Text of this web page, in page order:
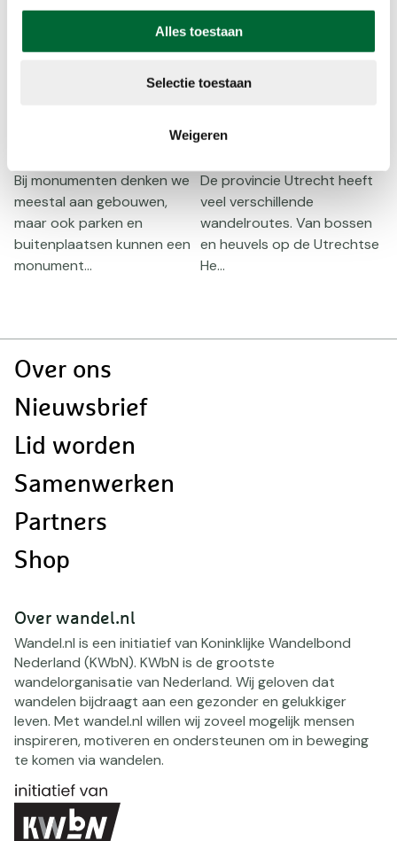
Alles toestaan
Selectie toestaan
Weigeren
Bij monumenten denken we
meestal aan gebouwen,
maar ook parken en
buitenplaatsen kunnen een
monument...
De provincie Utrecht heeft
veel verschillende
wandelroutes. Van bossen
en heuvels op de Utrechtse
He...
Doormat
Over ons
Nieuwsbrief
Lid worden
Samenwerken
Partners
Shop
Over wandel.nl
Wandel.nl is een initiatief van Koninklijke Wandelbond
Nederland (KWbN). KWbN is de grootste
wandelorganisatie van Nederland. Wij geloven dat
wandelen bijdraagt aan een gezonder en gelukkiger
leven. Met wandel.nl willen wij zoveel mogelijk mensen
inspireren, motiveren en ondersteunen om in beweging
te komen via wandelen.